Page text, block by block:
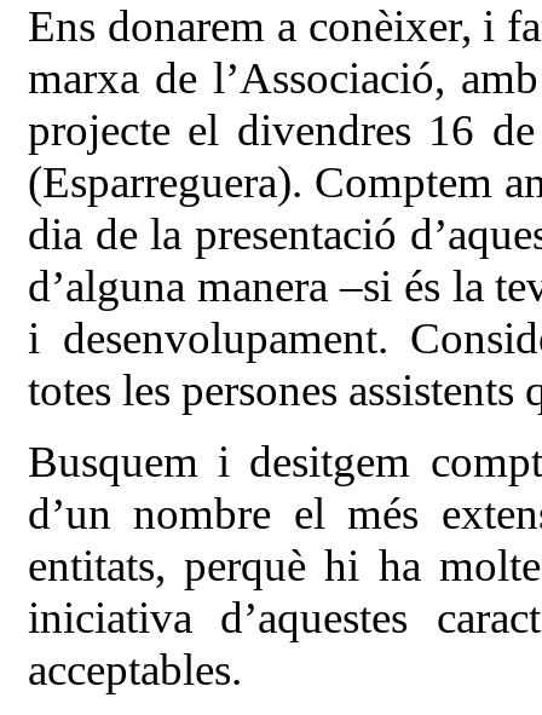
Ens donarem a conèixer, i
marxa de l’Associació,
projecte el divendres 16
(Esparreguera). Comptem
dia de la presentació
d’alguna manera –si és la
i desenvolupament.
totes les persones
Busquem i desitgem
d’un nombre el més
entitats, perquè hi ha
iniciativa d’aquestes
acceptables.